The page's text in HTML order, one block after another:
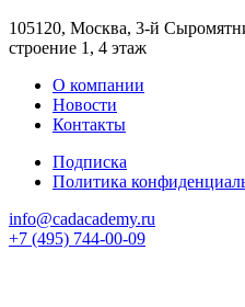
105120, Москва, 3-й
строение 1, 4 этаж
О компании
Новости
Контакты
Подписка
Политика
info@cadacademy.ru
+7 (495) 744-00-09